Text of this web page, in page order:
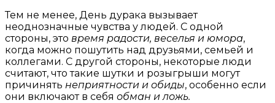
Тем не менее, День дурака вызывает
неоднозначные чувства у людей. С одной
стороны, это время радости, веселья и юмора,
когда можно пошутить над друзьями, семьей и
коллегами. С другой стороны, некоторые люди
считают, что такие шутки и розыгрыши могут
причинять неприятности и обиды, особенно если
они включают в себя обман и ложь.